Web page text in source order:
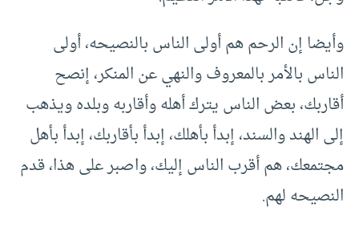
وأيضا إن الرحم هم أولى الناس بالنصيحه، أولى
الناس بالأمر بالمعروف والنهي عن المنكر، إنصح
أقاربك، بعض الناس يترك أهله وأقاربه وبلده ويذهب
إلى الهند والسند، إبدأ بأهلك، إبدأ بأقاربك، إبدأ بأهل
مجتمعك، هم أقرب الناس إليك، واصبر على هذا، قدم
النصيحه لهم.